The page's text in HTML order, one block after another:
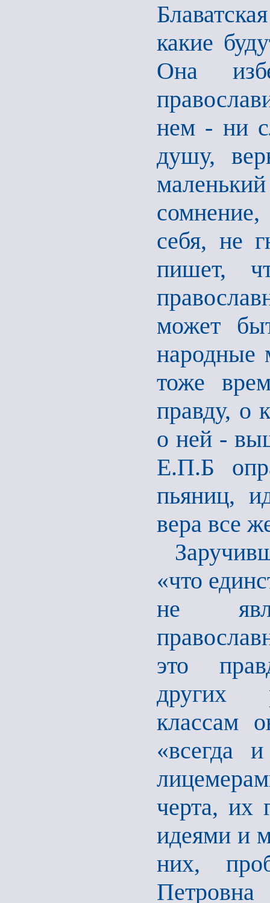
какие
Она
нем - ни
душу,
себя, не
пишет,
может
народные
тоже
правду, о
о ней -
Е.П.Б
пьяниц,
вера все
«что
не
это
других
классам
«всегда
черта, их
идеями и
них,